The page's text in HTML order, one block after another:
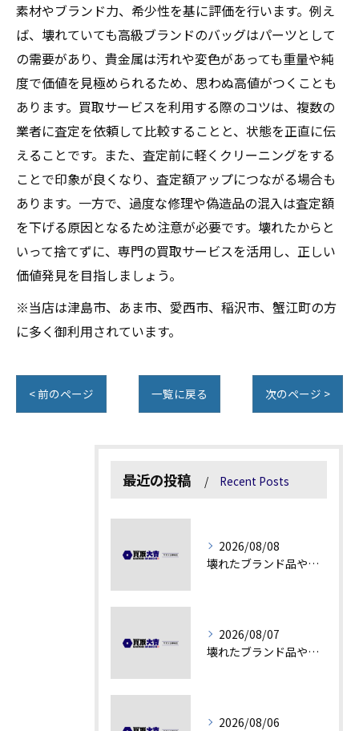
素材やブランド力、希少性を基に評価を行います。例え
ば、壊れていても高級ブランドのバッグはパーツとして
の需要があり、貴金属は汚れや変色があっても重量や純
度で価値を見極められるため、思わぬ高値がつくことも
あります。買取サービスを利用する際のコツは、複数の
業者に査定を依頼して比較することと、状態を正直に伝
えることです。また、査定前に軽くクリーニングをする
ことで印象が良くなり、査定額アップにつながる場合も
あります。一方で、過度な修理や偽造品の混入は査定額
を下げる原因となるため注意が必要です。壊れたからと
いって捨てずに、専門の買取サービスを活用し、正しい
価値発見を目指しましょう。
※当店は津島市、あま市、愛西市、稲沢市、蟹江町の方
に多く御利用されています。
< 前のページ 一覧に戻る 次のページ >
最近の投稿 Recent Posts
2026/08/08
壊れたブランド品や汚れアクセサリーの買取価値解説
2026/08/07
壊れたブランド品や古物の価値を見極める秘訣
2026/08/06